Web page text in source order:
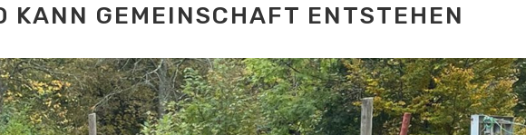
KANN GEMEINSCHAFT ENTSTEHEN